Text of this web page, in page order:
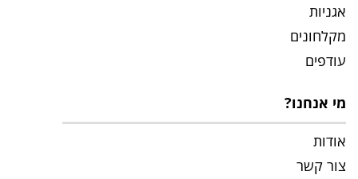
אגניות
מקלחונים
עודפים
מי אנחנו?
אודות
צור קשר